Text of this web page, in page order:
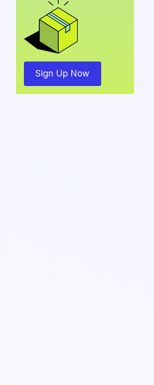
Sign Up Now